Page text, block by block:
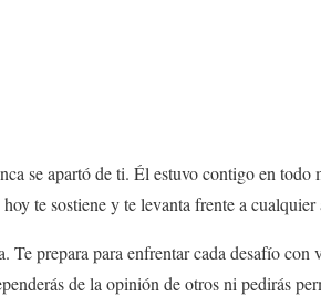
se apartó de ti. Él estuvo contigo en todo
te sostiene y te levanta frente a cualquier
Te prepara para enfrentar cada desafío con
de la opinión de otros ni pedirás